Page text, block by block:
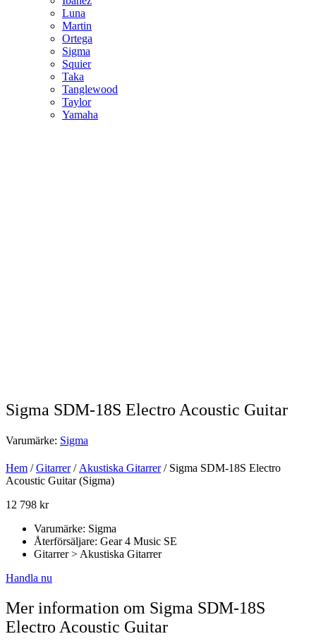
Luna
Martin
Ortega
Sigma
Squier
Taka
Tanglewood
Taylor
Yamaha
Sigma SDM-18S Electro Acoustic Guitar
Varumärke: Sigma
Hem /Gitarrer/Akustiska Gitarrer/ Sigma SDM-18S Electro
Acoustic Guitar (Sigma)
12 798 kr
Varumärke: Sigma
Återförsäljare: Gear 4 Music SE
Gitarrer > Akustiska Gitarrer
Handla nu
Mer information om Sigma SDM-18S
Electro Acoustic Guitar